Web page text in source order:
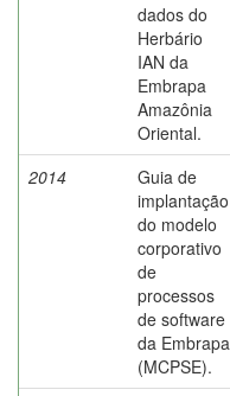
dados do
Herbário
IAN da
Embrapa
Amazônia
Oriental.
2014
Guia de
implantação
do modelo
corporativo
de
processos
de software
da Embrapa
(MCPSE).